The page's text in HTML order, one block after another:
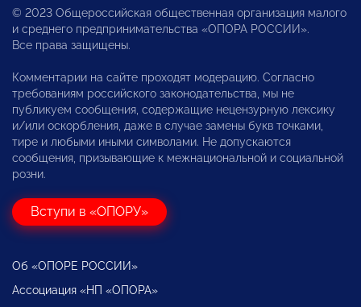
© 2023 Общероссийская общественная организация малого
и среднего предпринимательства «ОПОРА РОССИИ».
Все права защищены.
Комментарии на сайте проходят модерацию. Согласно
требованиям российского законодательства, мы не
публикуем сообщения, содержащие нецензурную лексику
и/или оскорбления, даже в случае замены букв точками,
тире и любыми иными символами. Не допускаются
сообщения, призывающие к межнациональной и социальной
розни.
Вступи в «ОПОРУ»
Об «ОПОРЕ РОССИИ»
Ассоциация «НП «ОПОРА»